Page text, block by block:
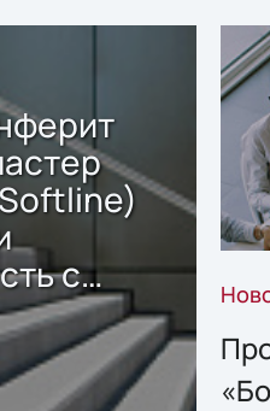
с